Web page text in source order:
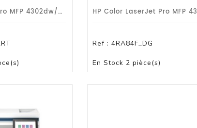
HP LaserJet Pro MFP 4302dw/A4/33ppm/dp/r-U-Wf/G1a
Ref : 4RA84F_DG
En Stock 2 pièce(s)